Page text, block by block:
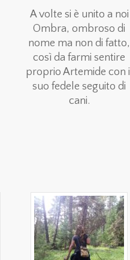
A volte si è unito a noi
Ombra, ombroso di
nome ma non di fatto,
così da farmi sentire
proprio Artemide con il
suo fedele seguito di
cani.